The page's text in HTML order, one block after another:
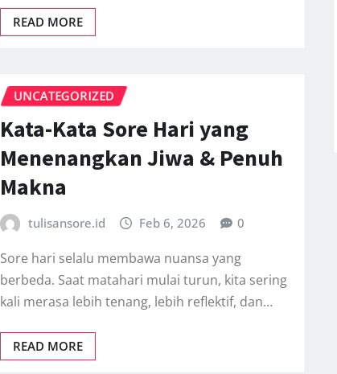
READ MORE
UNCATEGORIZED
Kata-Kata Sore Hari yang
Menenangkan Jiwa & Penuh
Makna
tulisansore.id Feb 6, 2026 0
Sore hari selalu membawa nuansa yang
berbeda. Saat matahari mulai turun, kita sering
kali merasa lebih tenang, lebih reflektif, dan…
READ MORE